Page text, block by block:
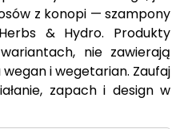
z konopi — szampony
& Hydro. Produkty
nie zawierają
i wegetarian. Zaufaj
zapach i design w